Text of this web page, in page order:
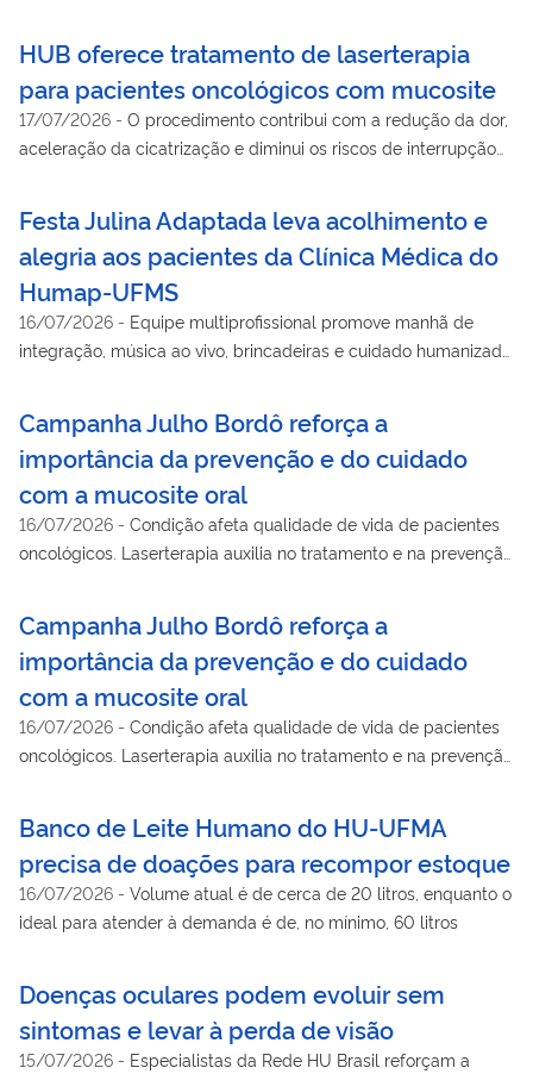
HUB oferece tratamento de laserterapia
para pacientes oncológicos com mucosite
17/07/2026 - O procedimento contribui com a redução da dor,
aceleração da cicatrização e diminui os riscos de interrupção
Festa Julina Adaptada leva acolhimento e
alegria aos pacientes da Clínica Médica do
Humap-UFMS
16/07/2026 - Equipe multiprofissional promove manhã de
integração, música ao vivo, brincadeiras e cuidado humanizado
Campanha Julho Bordô reforça a
importância da prevenção e do cuidado
com a mucosite oral
16/07/2026 - Condição afeta qualidade de vida de pacientes
oncológicos. Laserterapia auxilia no tratamento e na prevenção
Campanha Julho Bordô reforça a
importância da prevenção e do cuidado
com a mucosite oral
16/07/2026 - Condição afeta qualidade de vida de pacientes
oncológicos. Laserterapia auxilia no tratamento e na prevenção
Banco de Leite Humano do HU-UFMA
precisa de doações para recompor estoque
16/07/2026 - Volume atual é de cerca de 20 litros, enquanto o
ideal para atender à demanda é de, no mínimo, 60 litros
Doenças oculares podem evoluir sem
sintomas e levar à perda de visão
15/07/2026 - Especialistas da Rede HU Brasil reforçam a